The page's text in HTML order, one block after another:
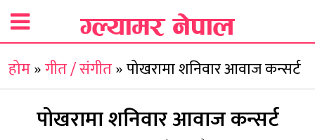
होम»गीत / संगीत»पोखरामा शनिवार आवाज कन्सर्ट
पोखरामा शनिवार आवाज कन्सर्ट